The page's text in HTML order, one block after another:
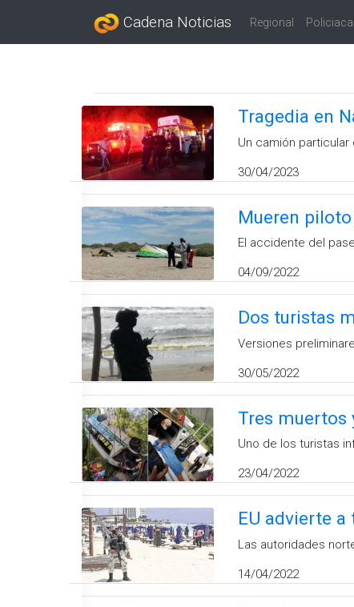
Cadena Noticias Regional Policiaca
Tragedia en
Un camión
30/04/2023
Mueren
El accidente del
04/09/2022
Dos turistas
Versiones
30/05/2022
Tres muertos
Uno de los turistas
23/04/2022
EU advierte
Las autoridades
14/04/2022